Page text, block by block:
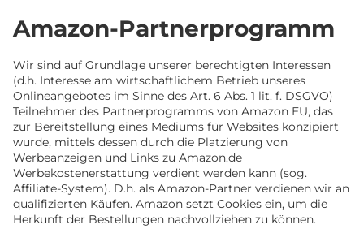
Amazon-Partnerprogramm
Wir sind auf Grundlage unserer berechtigten Interessen
(d.h. Interesse am wirtschaftlichem Betrieb unseres
Onlineangebotes im Sinne des Art. 6 Abs. 1 lit. f. DSGVO)
Teilnehmer des Partnerprogramms von Amazon EU, das
zur Bereitstellung eines Mediums für Websites konzipiert
wurde, mittels dessen durch die Platzierung von
Werbeanzeigen und Links zu Amazon.de
Werbekostenerstattung verdient werden kann (sog.
Affiliate-System). D.h. als Amazon-Partner verdienen wir an
qualifizierten Käufen. Amazon setzt Cookies ein, um die
Herkunft der Bestellungen nachvollziehen zu können.